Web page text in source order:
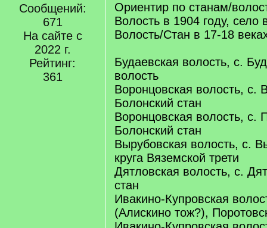
Сообщений:
671
На сайте с
2022 г.
Рейтинг:
361
Ориентир по станам/
Волость в 1904 году, село
Волость/Стан в 17-18
Будаевская волость, с.
волость
Воронцовская волость, с.
Болонский стан
Воронцовская волость, с.
Болонский стан
Вырубовская волость, с.
круга Вяземской трети
Дятловская волость, с.
стан
Ивакино-Купровская
(Алискино тож?),